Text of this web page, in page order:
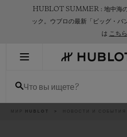
HUBLOT SUMMER : 地中海の
ック。ウブロの最新「ビッグ・バ
は こちら
Что вы ищете?
Breadcrumb
МИР HUBLOT НОВОСТИ И СОБЫТИЯ
Нет недавних поисковых запросов
НОВИНКИ